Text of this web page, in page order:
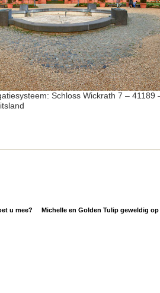
Schloss Wickrath 7 – 41189
u mee? Michelle en Golden Tulip geweldig